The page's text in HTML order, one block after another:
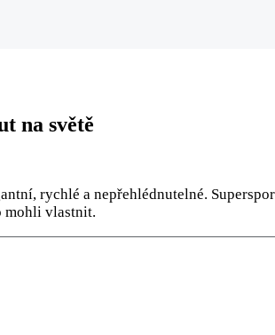
na světě
rychlé a nepřehlédnutelné.
mohli vlastnit.